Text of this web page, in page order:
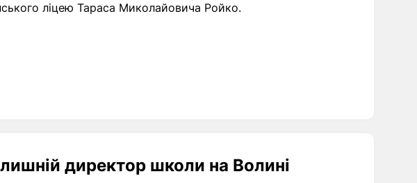
ліцею Тараса Миколайовича Ройко.
директор школи на Волині